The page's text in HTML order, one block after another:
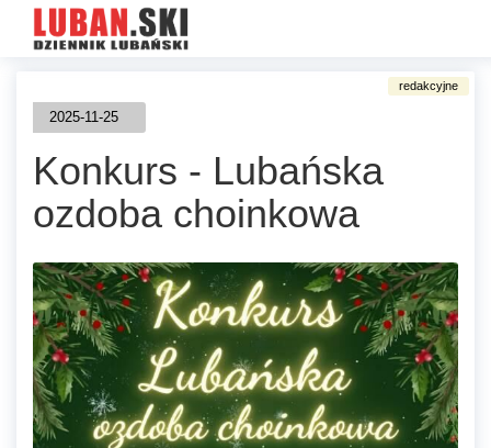
2025-11-25
Konkurs - Lubańska
ozdoba choinkowa